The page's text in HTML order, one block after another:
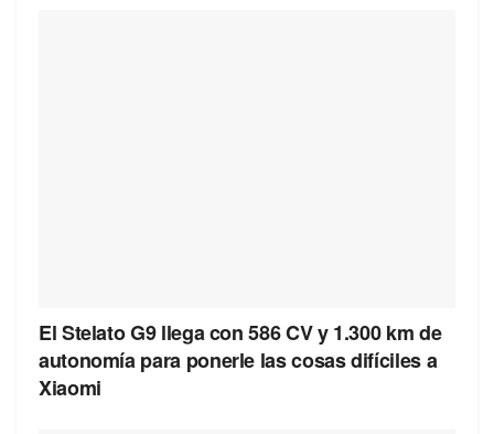
El Stelato G9 llega con 586 CV y 1.300 km de
autonomía para ponerle las cosas difíciles a
Xiaomi